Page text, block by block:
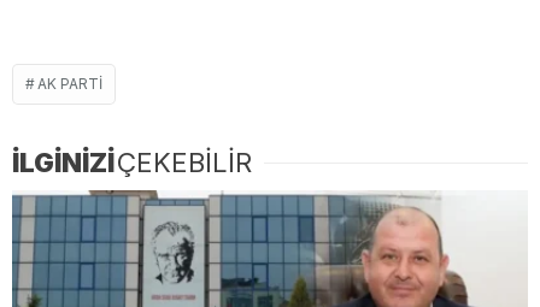
AK PARTI
İLGİNİZİÇEKEBİLİR